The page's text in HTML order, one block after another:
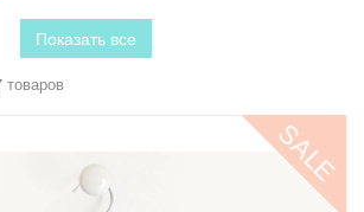
Показать все
товаров
SALE